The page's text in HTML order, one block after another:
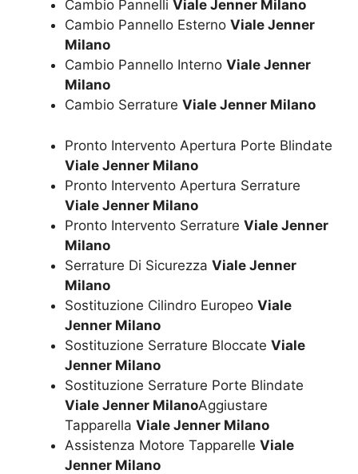
Cambio Pannelli Viale Jenner Milano
Cambio Pannello Esterno Viale Jenner
Milano
Cambio Pannello Interno Viale Jenner
Milano
Cambio Serrature Viale Jenner Milano
Pronto Intervento Apertura Porte Blindate
Viale Jenner Milano
Pronto Intervento Apertura Serrature
Viale Jenner Milano
Pronto Intervento Serrature Viale Jenner
Milano
Serrature Di Sicurezza Viale Jenner
Milano
Sostituzione Cilindro Europeo Viale
Jenner Milano
Sostituzione Serrature Bloccate Viale
Jenner Milano
Sostituzione Serrature Porte Blindate
Viale Jenner MilanoAggiustare
Tapparella Viale Jenner Milano
Assistenza Motore Tapparelle Viale
Jenner Milano